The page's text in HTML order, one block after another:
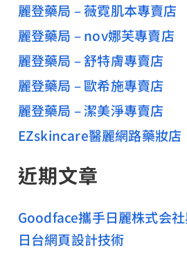
麗登藥局 – 薇霓肌本專賣店
麗登藥局 – nov娜芙專賣店
麗登藥局 – 舒特膚專賣店
麗登藥局 – 歐希施專賣店
麗登藥局 – 潔美淨專賣店
EZskincare醫麗網路藥妝店
近期文章
Goodface攜手日麗株式会
日台網頁設計技術